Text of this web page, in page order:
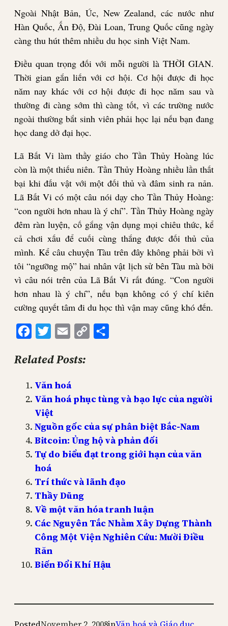
Ngoài Nhật Bản, Úc, New Zealand, các nước như
Hàn Quốc, Ấn Độ, Đài Loan, Trung Quốc cũng ngày
càng thu hút thêm nhiều du học sinh Việt Nam.
Điều quan trọng đối với mỗi người là THỜI GIAN.
Thời gian gắn liến với cơ hội. Cơ hội được đi học
năm nay khác với cơ hội được đi học năm sau và
thường đi càng sớm thì càng tốt, vì các trường nước
ngoài thường bắt sinh viên phải học lại nếu bạn đang
học dang dở đại học.
Lã Bất Vi làm thầy giáo cho Tần Thủy Hoàng lúc
còn là một thiếu niên. Tần Thủy Hoàng nhiều lần thất
bại khi đấu vật với một đối thủ và đâm sinh ra nản.
Lã Bất Vi có một câu nói dạy cho Tần Thủy Hoàng:
“con người hơn nhau là ý chí”. Tần Thủy Hoàng ngày
đêm ràn luyện, cố gắng vận dụng mọi chiêu thức, kể
cả chơi xấu để cuối cùng thắng được đối thủ của
mình. Kể câu chuyện Tàu trên đây không phải bởi vì
tôi “ngưỡng mộ” hai nhân vật lịch sử bên Tàu mà bởi
vì câu nói trên của Lã Bất Vi rất đúng. “Con người
hơn nhau là ý chí”, nếu bạn không có ý chí kiên
cường quyết tâm đi du học thì vận may cũng khó đến.
FacebookTwitterEmail
Copy
Related Posts:
Văn hoá
Văn hoá phục tùng và bạo lực của người
Việt
Nguồn gốc của sự phân biệt Bắc-Nam
Bitcoin: Ủng hộ và phản đối
Tự do biểu đạt trong giới hạn của văn
hoá
Trí thức và lãnh đạo
Thầy Dũng
Về một văn hóa tranh luận
Các Nguyên Tắc Nhằm Xây Dựng Thành
Công Một Viện Nghiên Cứu: Mười Điều
Răn
Biến Đổi Khí Hậu
PostedNovember 2, 2008inVăn hoá và Giáo dục